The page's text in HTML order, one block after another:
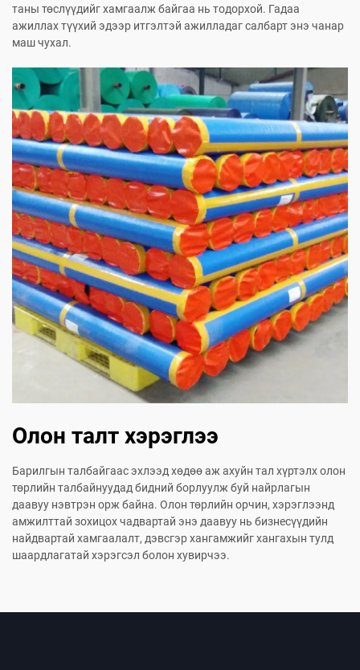
таны төслүүдийг хамгаалж байгаа нь тодорхой. Гадаа
ажиллах түүхий эдээр итгэлтэй ажилладаг салбарт энэ чанар
маш чухал.
Олон талт хэрэглээ
Барилгын талбайгаас эхлээд хөдөө аж ахуйн тал хүртэлх олон
төрлийн талбайнуудад бидний борлуулж буй найрлагын
даавуу нэвтрэн орж байна. Олон төрлийн орчин, хэрэглээнд
амжилттай зохицох чадвартай энэ даавуу нь бизнесүүдийн
найдвартай хамгаалалт, дэвсгэр хангамжийг хангахын тулд
шаардлагатай хэрэгсэл болон хувирчээ.